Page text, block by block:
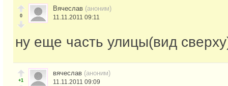
0
Вячеслав (аноним)
11.11.2011 09:11
ну еще часть улицы(вид
+1
вячеслав (аноним)
11.11.2011 09:09